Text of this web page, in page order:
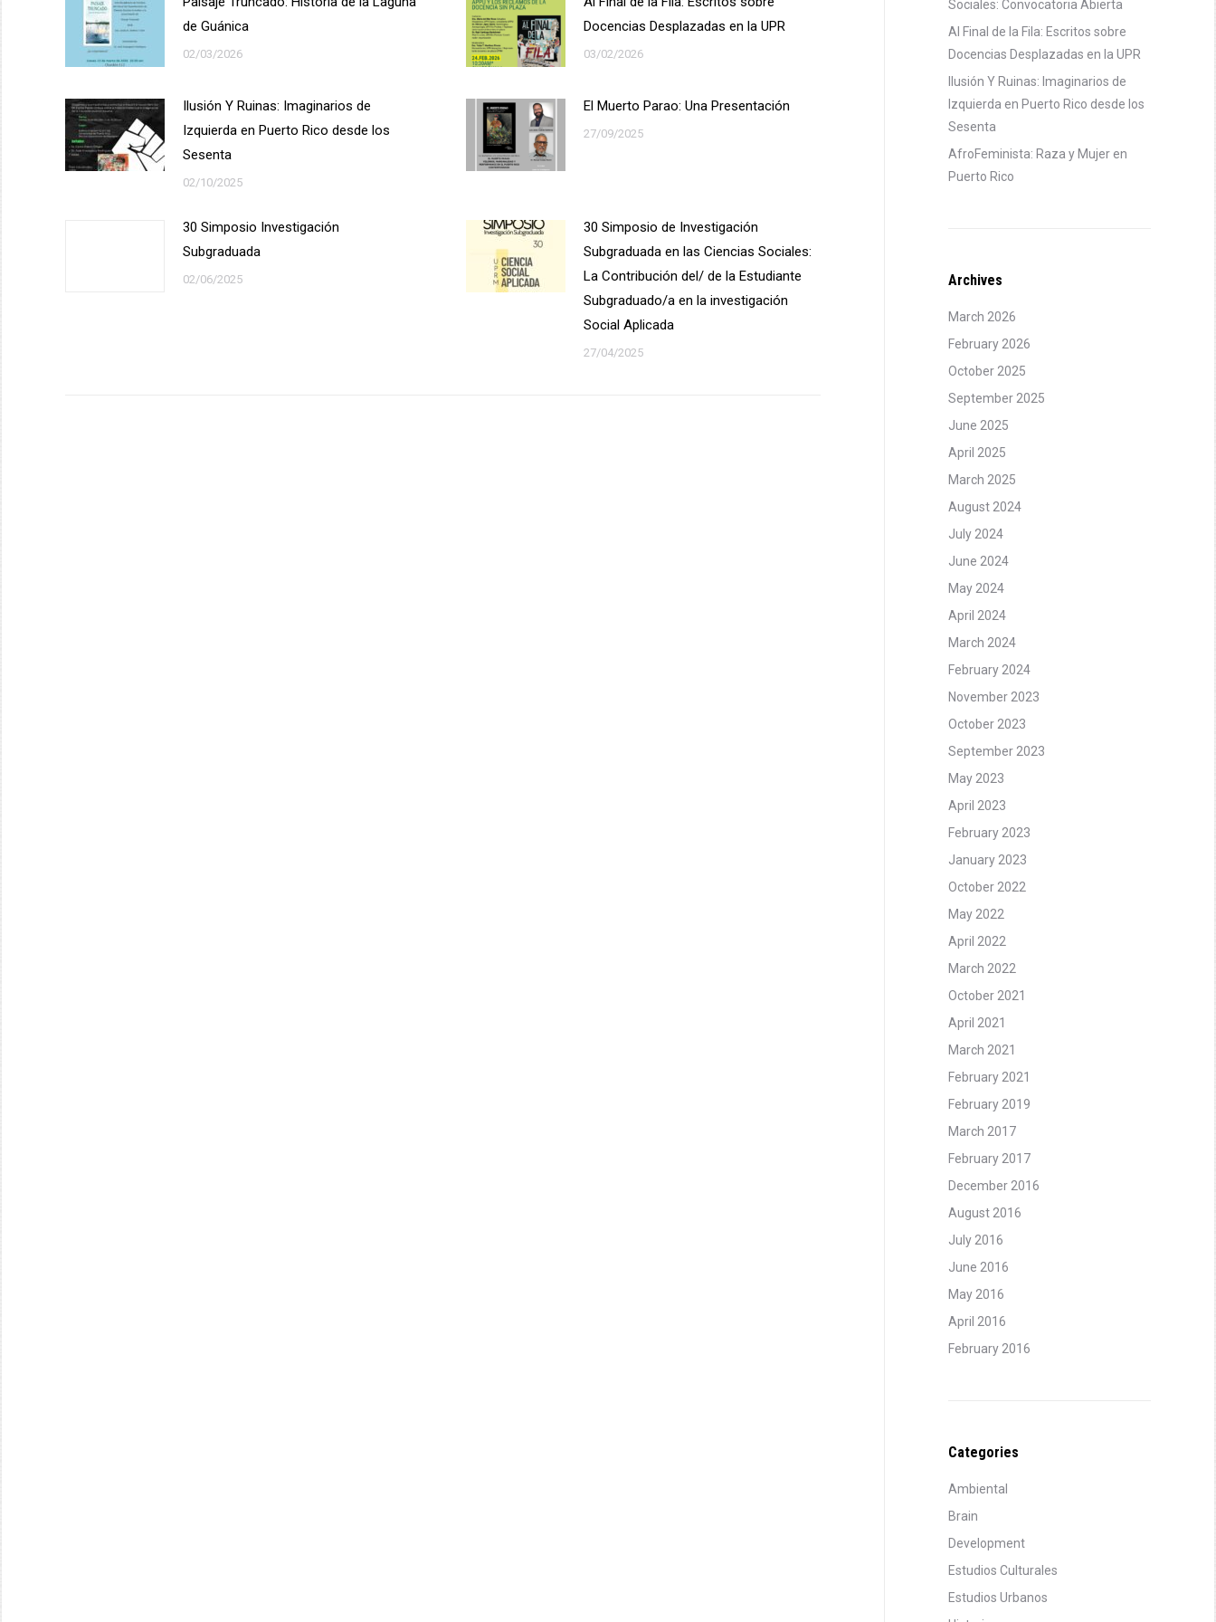
de Guánica
02/03/2026
Docencias Desplazadas en la UPR
03/02/2026
Ilusión Y Ruinas: Imaginarios de
Izquierda en Puerto Rico desde los
Sesenta
02/10/2025
El Muerto Parao: Una Presentación
27/09/2025
30 Simposio Investigación
Subgraduada
02/06/2025
30 Simposio de Investigación
Subgraduada en las Ciencias Sociales:
La Contribución del/ de la Estudiante
Subgraduado/a en la investigación
Social Aplicada
27/04/2025
Sociales: Convocatoria Abierta
Al Final de la Fila: Escritos sobre
Docencias Desplazadas en la UPR
Ilusión Y Ruinas: Imaginarios de
Izquierda en Puerto Rico desde los
Sesenta
AfroFeminista: Raza y Mujer en
Puerto Rico
Archives
March 2026
February 2026
October 2025
September 2025
June 2025
April 2025
March 2025
August 2024
July 2024
June 2024
May 2024
April 2024
March 2024
February 2024
November 2023
October 2023
September 2023
May 2023
April 2023
February 2023
January 2023
October 2022
May 2022
April 2022
March 2022
October 2021
April 2021
March 2021
February 2021
February 2019
March 2017
February 2017
December 2016
August 2016
July 2016
June 2016
May 2016
April 2016
February 2016
Categories
Ambiental
Brain
Development
Estudios Culturales
Estudios Urbanos